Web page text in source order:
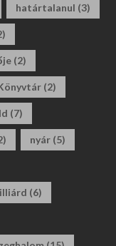
határtalanul (3)
(2)
(2)
(7)
nyár (5)
(6)